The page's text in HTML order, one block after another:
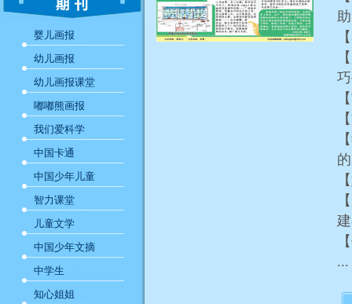
婴儿画报
幼儿画报
幼儿画报课堂
嘟嘟熊画报
我们爱科学
中国卡通
中国少年儿童
智力课堂
儿童文学
中国少年文摘
中学生
知心姐姐
...